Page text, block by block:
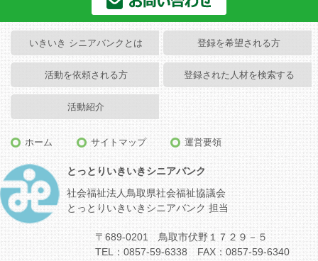
いきいき シニアバンクとは 登録を希望される方
活動を依頼される方 登録された人材を検索する
活動紹介
ホーム サイトマップ 運営要領
とっとりいきいきシニアバンク
社会福祉法人鳥取県社会福祉協議会
とっとりいきいきシニアバンク 担当
〒689-0201 鳥取市伏野１７２９－５
TEL：0857-59-6338 FAX：0857-59-6340